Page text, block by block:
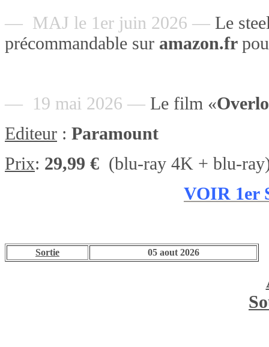
— MAJ le 1er juin 2026 — Le
précommandable sur amazon.fr
— 19 mai 2026 — Le film «
Editeur : Paramount
Prix: 29,99 € (blu-ray 4K + blu-
VOIR 1er
Sortie 05 aout 2026